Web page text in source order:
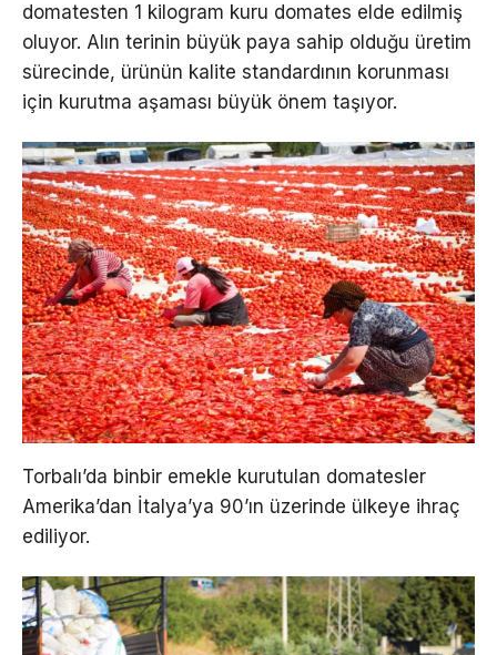
domatesten 1 kilogram kuru domates elde edilmiş
oluyor. Alın terinin büyük paya sahip olduğu üretim
sürecinde, ürünün kalite standardının korunması
için kurutma aşaması büyük önem taşıyor.
Torbalı’da binbir emekle kurutulan domatesler
Amerika’dan İtalya’ya 90’ın üzerinde ülkeye ihraç
ediliyor.